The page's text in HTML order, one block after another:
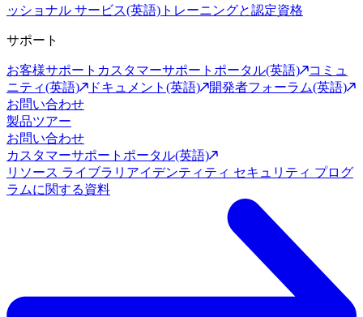
ッショナル サービス(英語) トレーニングと認定資格
サポート
お客様サポート カスタマーサポートポータル(英語)
コミュ
ニティ(英語)
ドキュメント(英語)
開発者フォーラム(英語)
お問い合わせ
製品ツアー
お問い合わせ
カスタマーサポートポータル(英語)
リソース ライブラリ アイデンティティ セキュリティ プログ
ラムに関する資料